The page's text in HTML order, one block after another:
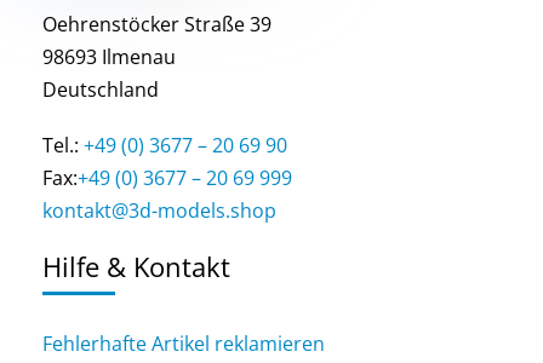
Oehrenstöcker Straße 39
98693 Ilmenau
Deutschland
Tel.: +49 (0) 3677 – 20 69 90
Fax:+49 (0) 3677 – 20 69 999
kontakt@3d-models.shop
Hilfe & Kontakt
Fehlerhafte Artikel reklamieren